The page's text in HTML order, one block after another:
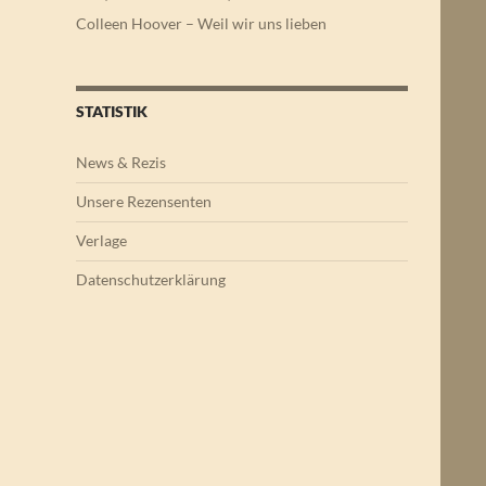
Colleen Hoover – Weil wir uns lieben
STATISTIK
News & Rezis
Unsere Rezensenten
Verlage
Datenschutzerklärung